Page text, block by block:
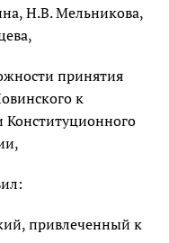
Н.В. Мельникова,
принятия
к
Конституционного
привлеченный к